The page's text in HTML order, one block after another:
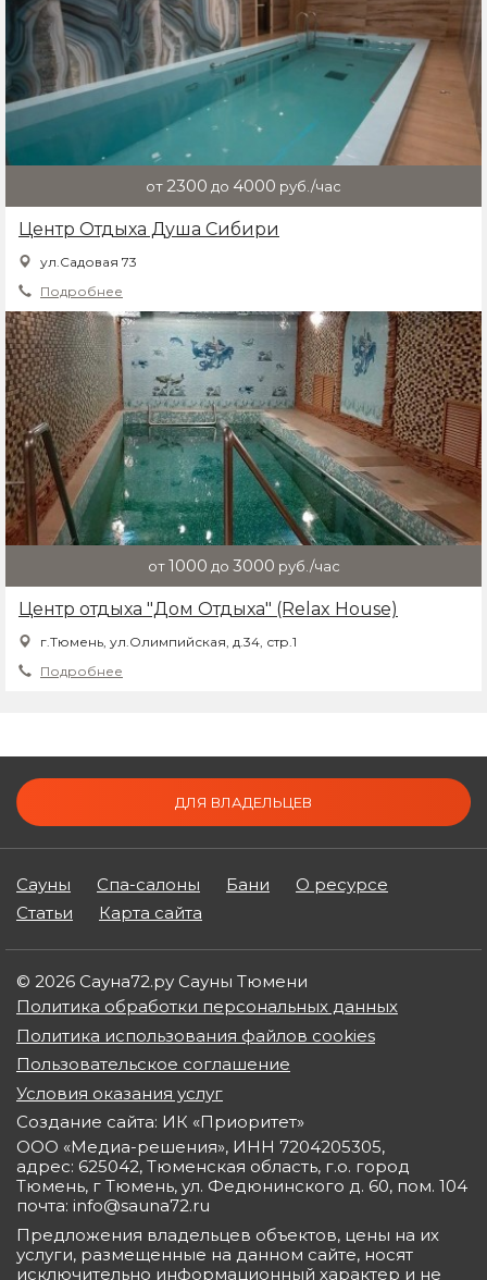
от2300 до 4000 руб./час
Центр Отдыха Душа Сибири
ул.Садовая 73
Подробнее
от1000 до 3000 руб./час
Центр отдыха "Дом Отдыха" (Relax House)
г.Тюмень, ул.Олимпийская, д.34, стр.1
Подробнее
ДЛЯ ВЛАДЕЛЬЦЕВ
Сауны Спа-салоны Бани
О ресурсе
Статьи
Карта сайта
© 2026 Сауна72.ру Сауны Тюмени
Политика обработки персональных данных
Политика использования файлов cookies
Пользовательское соглашение
Условия оказания услуг
Создание сайта: ИК «Приоритет»
ООО «Медиа-решения», ИНН 7204205305,
адрес: 625042, Тюменская область, г.о. город
Тюмень, г Тюмень, ул. Федюнинского д. 60, пом. 104
почта: info@sauna72.ru
Предложения владельцев объектов, цены на их
услуги, размещенные на данном сайте, носят
исключительно информационный характер и не